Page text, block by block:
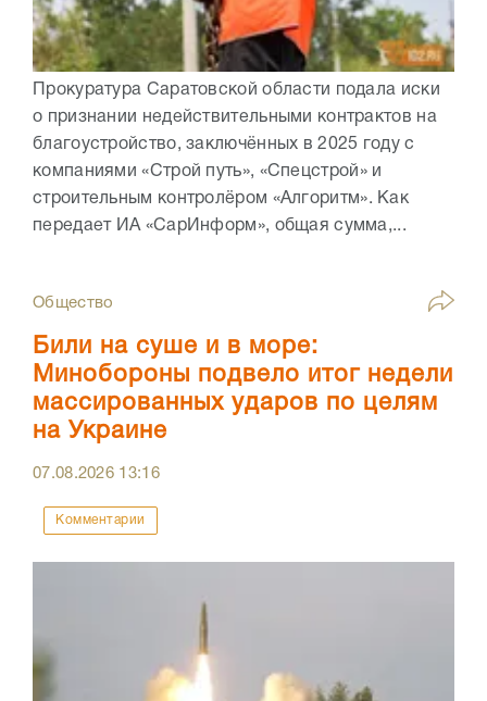
Прокуратура Саратовской области подала иски
о признании недействительными контрактов на
благоустройство, заключённых в 2025 году с
компаниями «Строй путь», «Спецстрой» и
строительным контролёром «Алгоритм». Как
передает ИА «СарИнформ», общая сумма,...
Общество
Били на суше и в море:
Минобороны подвело итог недели
массированных ударов по целям
на Украине
07.08.2026 13:16
Комментарии